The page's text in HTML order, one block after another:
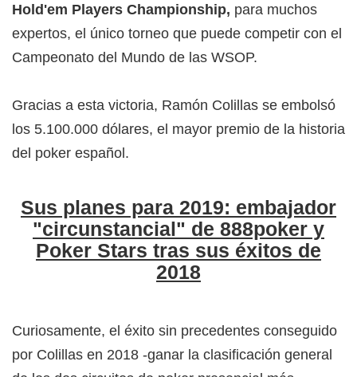
Hold'em Players Championship, para muchos
expertos, el único torneo que puede competir con el
Campeonato del Mundo de las WSOP.
Gracias a esta victoria, Ramón Colillas se embolsó
los 5.100.000 dólares, el mayor premio de la historia
del poker español.
Sus planes para 2019: embajador
"circunstancial" de 888poker y
Poker Stars tras sus éxitos de
2018
Curiosamente, el éxito sin precedentes conseguido
por Colillas en 2018 -ganar la clasificación general